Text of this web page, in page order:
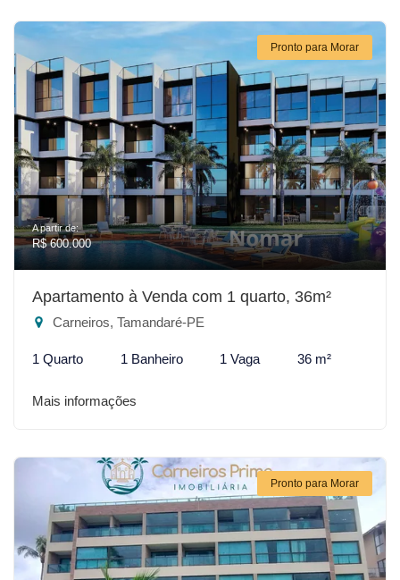
Pronto para Morar
A partir de:
R$ 600.000
Apartamento à Venda com 1 quarto, 36m²
Carneiros, Tamandaré-PE
1 Quarto 1 Banheiro 1 Vaga 36 m²
Mais informações
Pronto para Morar